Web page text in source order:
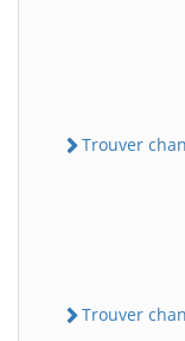
Trouver
Trouver